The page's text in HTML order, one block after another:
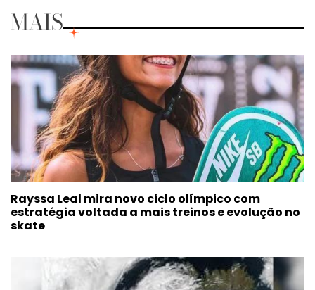
MAIS
Rayssa Leal mira novo ciclo olímpico com
estratégia voltada a mais treinos e evolução no
skate